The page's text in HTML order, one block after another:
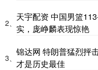
2、
天宇配资 中国男篮
实，庞峥麟表现惊艳
3、
锦达网 特朗普猛烈抨
才是历史最佳